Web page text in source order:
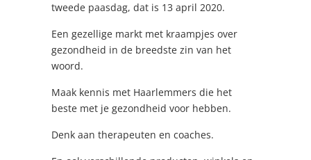
tweede paasdag, dat is 13 april 2020.
Een gezellige markt met kraampjes over
gezondheid in de breedste zin van het
woord.
Maak kennis met Haarlemmers die het
beste met je gezondheid voor hebben.
Denk aan therapeuten en coaches.